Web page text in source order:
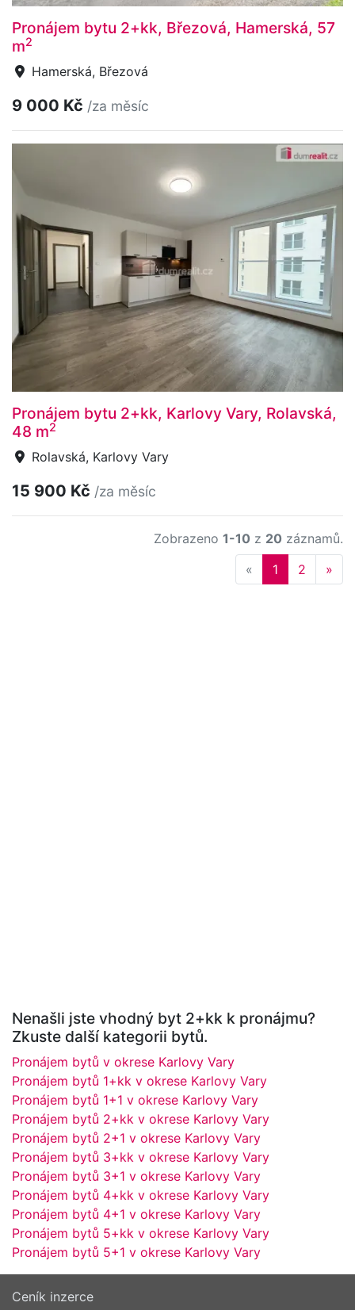
Pronájem bytu 2+kk, Březová, Hamerská, 57
m2
Hamerská, Březová
9 000 Kč /za měsíc
Pronájem bytu 2+kk, Karlovy Vary, Rolavská,
48 m2
Rolavská, Karlovy Vary
15 900 Kč /za měsíc
Zobrazeno 1-10 z 20 záznamů.
« Previous
1 2 »
Nenašli jste vhodný byt 2+kk k pronájmu?
Zkuste další kategorii bytů.
Pronájem bytů v okrese Karlovy Vary
Pronájem bytů 1+kk v okrese Karlovy Vary
Pronájem bytů 1+1 v okrese Karlovy Vary
Pronájem bytů 2+kk v okrese Karlovy Vary
Pronájem bytů 2+1 v okrese Karlovy Vary
Pronájem bytů 3+kk v okrese Karlovy Vary
Pronájem bytů 3+1 v okrese Karlovy Vary
Pronájem bytů 4+kk v okrese Karlovy Vary
Pronájem bytů 4+1 v okrese Karlovy Vary
Pronájem bytů 5+kk v okrese Karlovy Vary
Pronájem bytů 5+1 v okrese Karlovy Vary
Ceník inzerce